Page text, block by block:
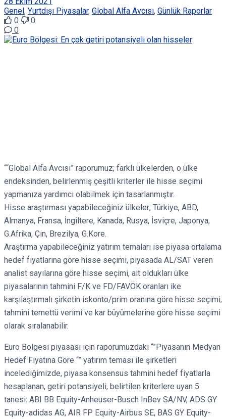
Genel, Yurtdışı Piyasalar, Global Alfa Avcısı, Günlük Raporlar
0
0
0
““Global Alfa Avcısı” raporumuz; farklı ülkelerden, o ülke
endeksinden, belirlenmiş çeşitli kriterler ile hisse seçimi
yapmanıza yardımcı olabilmek için tasarlanmıştır.
Hisse araştırması yapabileceğiniz ülkeler; Türkiye, ABD,
Almanya, Fransa, İngiltere, Kanada, Rusya, İsviçre, Japonya,
G.Afrika, Çin, Brezilya, G.Kore.
Araştırma yapabileceğiniz yatırım temaları ise piyasa ortalama
hedef fiyatlarına göre hisse seçimi, piyasada AL/SAT veren
analist sayılarına göre hisse seçimi, ait oldukları ülke
piyasalarının tahmini F/K ve FD/FAVÖK oranları ike
karşılaştırmalı şirketin iskonto/prim oranına göre hisse seçimi,
tahmini temettü verimi ve kar büyümelerine göre hisse seçimi
olarak sıralanabilir.
Euro Bölgesi piyasası için raporumuzdaki “”Piyasanın Medyan
Hedef Fiyatına Göre “” yatırım teması ile şirketleri
incelediğimizde, piyasa konsensus tahmini hedef fiyatlarla
hesaplanan, getiri potansiyeli, belirtilen kriterlere uyan 5
tanesi: ABI BB Equity-Anheuser-Busch InBev SA/NV, ADS GY
Equity-adidas AG, AIR FP Equity-Airbus SE, BAS GY Equity-